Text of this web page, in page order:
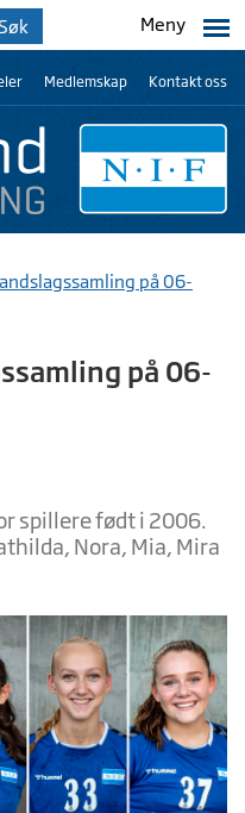
Meny
Medlemskap Kontakt oss
på 06-
på 06-
spillere født i 2006.
Nora, Mia, Mira